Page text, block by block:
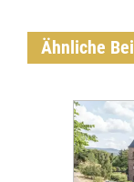
Ähnliche